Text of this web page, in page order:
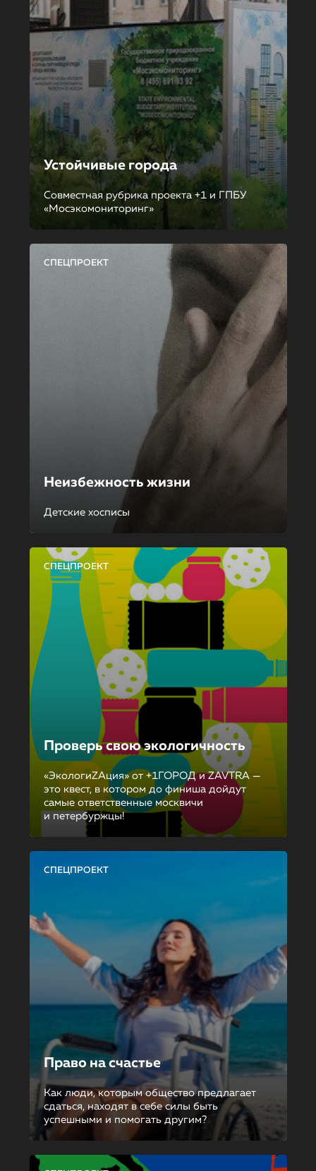
Устойчивые города
Совместная рубрика проекта +1 и ГПБУ
«Мосэкомониторинг»
СПЕЦПРОЕКТ
Неизбежность жизни
Детские хосписы
СПЕЦПРОЕКТ
Проверь свою экологичность
«ЭкологиZAция» от +1ГОРОД и ZAVTRA —
это квест, в котором до финиша дойдут
самые ответственные москвичи
и петербуржцы!
СПЕЦПРОЕКТ
Право на счастье
Как люди, которым общество предлагает
сдаться, находят в себе силы быть
успешными и помогать другим?